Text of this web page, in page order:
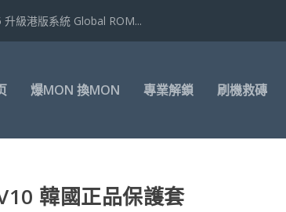
級港版系統 Global ROM...
爆MON 換MON 專業解鎖 刷機救磚
韓國正品保護套